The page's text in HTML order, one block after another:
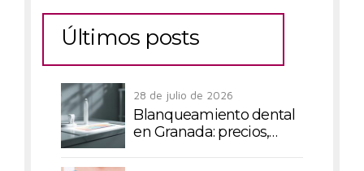
Últimos posts
28 de julio de 2026
Blanqueamiento dental
en Granada: precios,